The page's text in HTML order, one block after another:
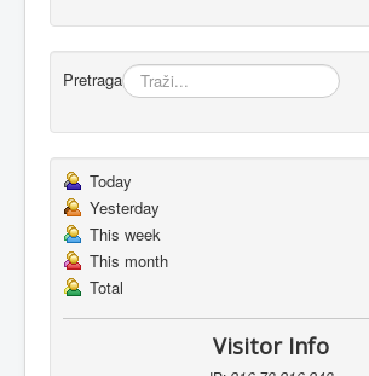
Pretraga
Today
Yesterday
This week
This month
Total
Visitor Info